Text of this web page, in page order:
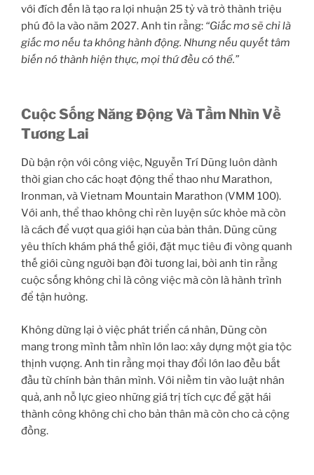
với đích đến là tạo ra lợi nhuận 25 tỷ và trở thành triệu
phú đô la vào năm 2027. Anh tin rằng: “Giấc mơ sẽ chỉ là
giấc mơ nếu ta không hành động. Nhưng nếu quyết tâm
biến nó thành hiện thực, mọi thứ đều có thể.”
Cuộc Sống Năng Động Và Tầm Nhìn Về
Tương Lai
Dù bận rộn với công việc, Nguyễn Trí Dũng luôn dành
thời gian cho các hoạt động thể thao như Marathon,
Ironman, và Vietnam Mountain Marathon (VMM 100).
Với anh, thể thao không chỉ rèn luyện sức khỏe mà còn
là cách để vượt qua giới hạn của bản thân. Dũng cũng
yêu thích khám phá thế giới, đặt mục tiêu đi vòng quanh
thế giới cùng người bạn đời tương lai, bởi anh tin rằng
cuộc sống không chỉ là công việc mà còn là hành trình
để tận hưởng.
Không dừng lại ở việc phát triển cá nhân, Dũng còn
mang trong mình tầm nhìn lớn lao: xây dựng một gia tộc
thịnh vượng. Anh tin rằng mọi thay đổi lớn lao đều bắt
đầu từ chính bản thân mình. Với niềm tin vào luật nhân
quả, anh nỗ lực gieo những giá trị tích cực để gặt hái
thành công không chỉ cho bản thân mà còn cho cả cộng
đồng.